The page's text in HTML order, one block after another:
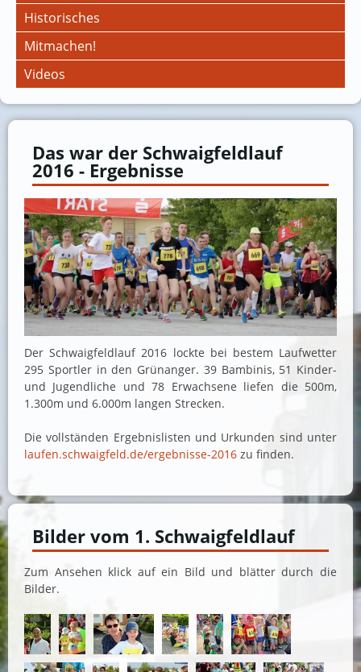
Historisches
Mitmachen!
Videos
Das war der Schwaigfeldlauf
2016 - Ergebnisse
Der Schwaigfeldlauf 2016 lockte bei bestem Laufwetter
295 Sportler in den Grünanger. 39 Bambinis, 51 Kinder-
und Jugendliche und 78 Erwachsene liefen die 500m,
1.300m und 6.000m langen Strecken.
Die vollständen Ergebnislisten und Urkunden sind unter
laufen.schwaigfeld.de/ergebnisse-2016 zu finden.
Bilder vom 1. Schwaigfeldlauf
Zum Ansehen klick auf ein Bild und blätter durch die
Bilder.